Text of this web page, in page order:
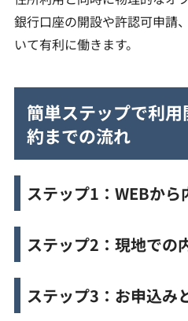
銀行口座の開設や許認可申請
いて有利に働きます。
簡単ステップで利
約までの流れ
ステップ1：WEBから
ステップ2：現地での
ステップ3：お申込み